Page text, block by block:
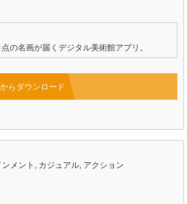
の名画が届くデジタル美術館アプリ。
らダウンロード
メント, カジュアル, アクション